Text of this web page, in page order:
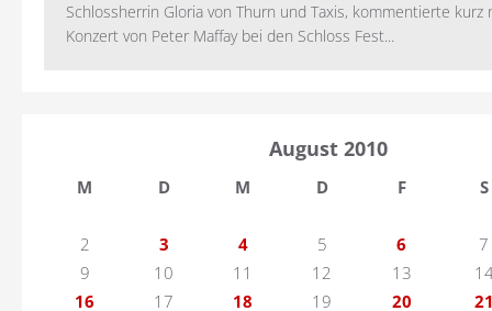
Schlossherrin Gloria von Thurn und Taxis, kommentierte kurz
Konzert von Peter Maffay bei den Schloss Fest...
August 2010
M D M D F S
2 3 4 5 6
7
9
10 11 12 13
16
17 18 19 20